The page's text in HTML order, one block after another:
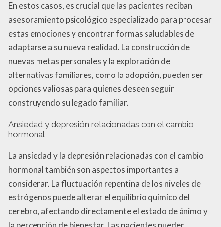
En estos casos, es crucial que las pacientes reciban
asesoramiento psicológico especializado para procesar
estas emociones y encontrar formas saludables de
adaptarse a su nueva realidad. La construcción de
nuevas metas personales y la exploración de
alternativas familiares, como la adopción, pueden ser
opciones valiosas para quienes deseen seguir
construyendo su legado familiar.
Ansiedad y depresión relacionadas con el cambio
hormonal
La ansiedad y la depresión relacionadas con el cambio
hormonal también son aspectos importantes a
considerar. La fluctuación repentina de los niveles de
estrógenos puede alterar el equilibrio químico del
cerebro, afectando directamente el estado de ánimo y
la percepción de bienestar. Las pacientes pueden